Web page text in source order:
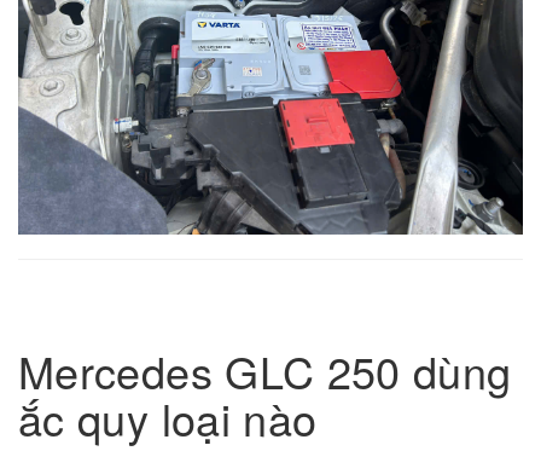
Mercedes GLC 250 dùng
ắc quy loại nào